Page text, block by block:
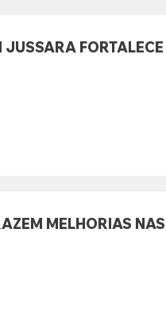
JUSSARA
MELHORIAS NAS